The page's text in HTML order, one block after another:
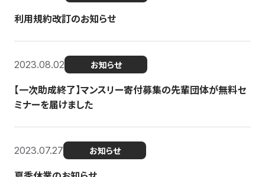
利用規約改訂のお知らせ
2023.08.02 お知らせ
【一次助成終了】マンスリー寄付募集の先輩団体が無料セ
ミナーを届けました
2023.07.27 お知らせ